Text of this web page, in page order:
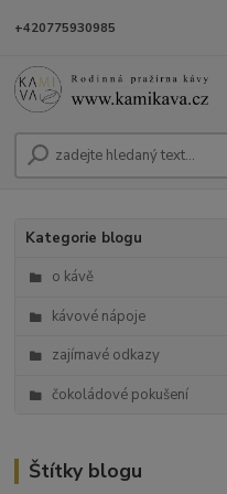
+420775930985
Kategorie blogu
o kávě
kávové nápoje
zajímavé odkazy
čokoládové pokušení
Štítky blogu